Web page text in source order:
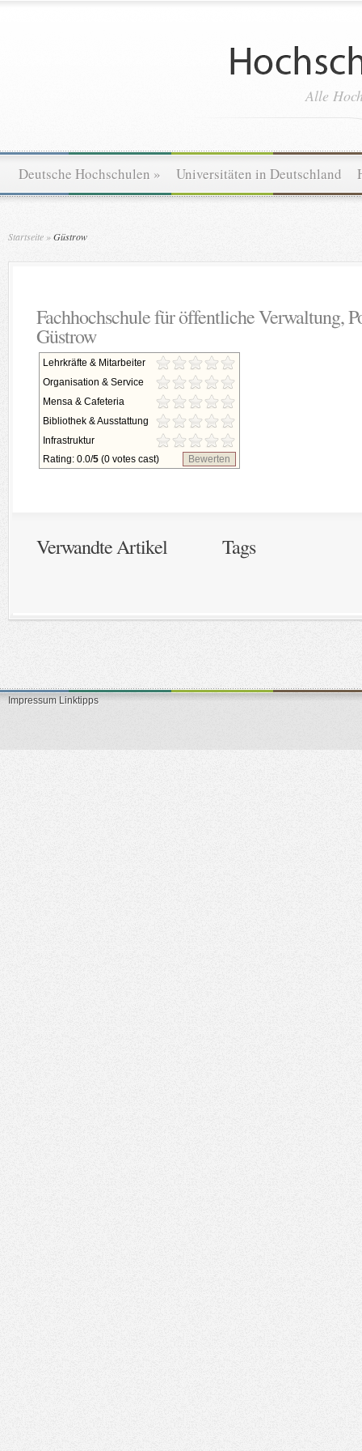
Alle
Deutsche Hochschulen » Universitäten in Deutschland
Startseite »Güstrow
Fachhochschule für öffentliche Verwaltung,
Güstrow
Lehrkräfte & Mitarbeiter
Organisation & Service
Mensa & Cafeteria
Bibliothek & Ausstattung
Infrastruktur
Rating: 0.0/5 (0 votes cast) Bewerten
Verwandte Artikel Tags
Impressum Linktipps